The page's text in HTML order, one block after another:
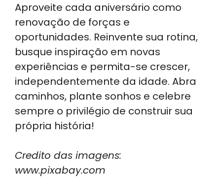
Aproveite cada aniversário como
renovação de forças e
oportunidades. Reinvente sua rotina,
busque inspiração em novas
experiências e permita-se crescer,
independentemente da idade. Abra
caminhos, plante sonhos e celebre
sempre o privilégio de construir sua
própria história!
Credito das imagens:
www.pixabay.com